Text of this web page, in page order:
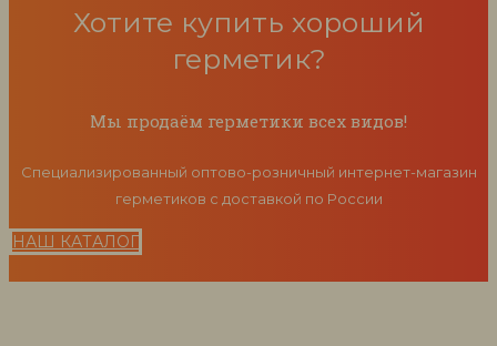
Хотите купить хороший
герметик?
Мы продаём герметики всех видов!
Специализированный оптово-розничный интернет-магазин
герметиков с доставкой по России
НАШ КАТАЛОГ